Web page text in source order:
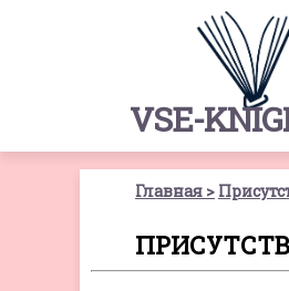
VSE-
Главная